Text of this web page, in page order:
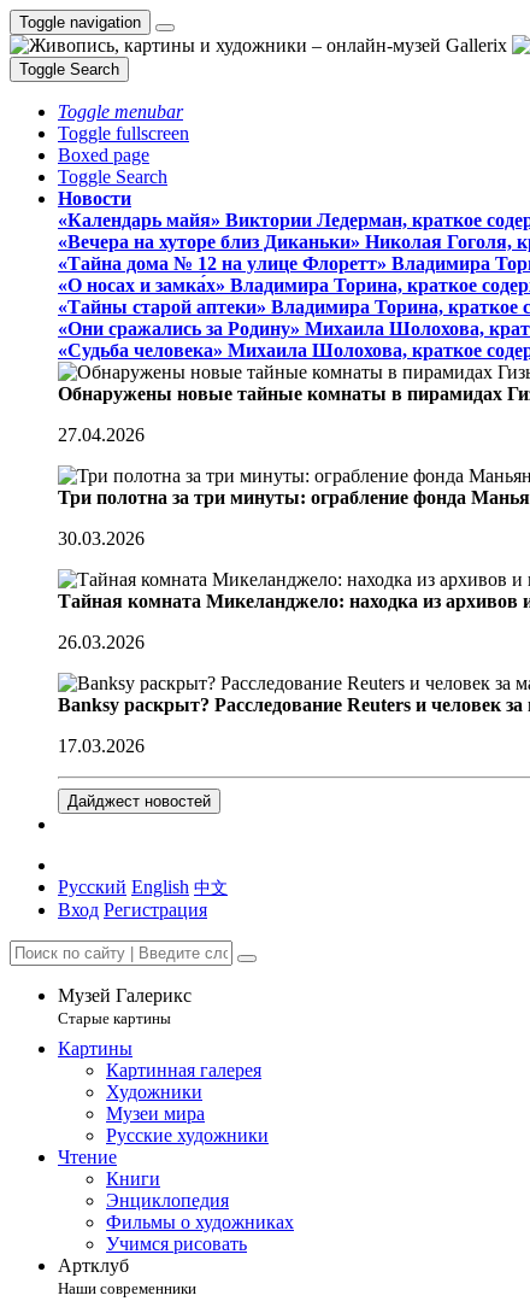
Toggle navigation
Toggle Search
Toggle menubar
Toggle fullscreen
Boxed page
Toggle Search
Новости
«Календарь майя» Виктории Ледерман, краткое
«Вечера на хуторе близ Диканьки» Николая Гоголя,
«Тайна дома № 12 на улице Флоретт» Владимира
«О носах и замка́х» Владимира Торина, краткое
«Тайны старой аптеки» Владимира Торина, краткое
«Они сражались за Родину» Михаила Шолохова,
«Судьба человека» Михаила Шолохова, краткое
Обнаружены новые тайные комнаты в пирамидах
27.04.2026
Три полотна за три минуты: ограбление фонда
30.03.2026
Тайная комната Микеланджело: находка из архивов
26.03.2026
Banksy раскрыт? Расследование Reuters и человек за
17.03.2026
Дайджест новостей
Русский English 中文
Вход Регистрация
Музей Галерикс
Старые картины
Картины
Картинная галерея
Художники
Музеи мира
Русские художники
Чтение
Книги
Энциклопедия
Фильмы о художниках
Учимся рисовать
Артклуб
Наши современники